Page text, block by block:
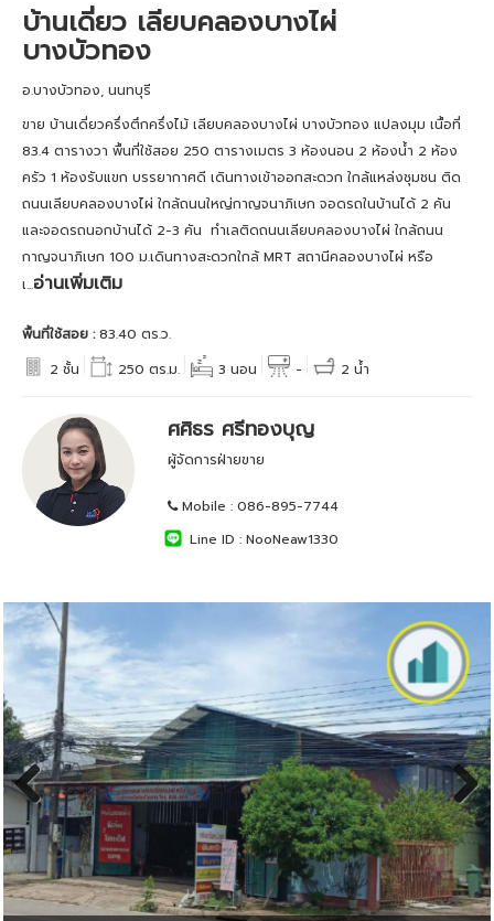
บ้านเดี่ยว เลียบคลองบางไผ่
บางบัวทอง
อ.บางบัวทอง, นนทบุรี
ขาย บ้านเดี่ยวครึ่งตึกครึ่งไม้ เลียบคลองบางไผ่ บางบัวทอง แปลงมุม เนื้อที่
83.4 ตารางวา พื้นที่ใช้สอย 250 ตารางเมตร 3 ห้องนอน 2 ห้องน้ำ 2 ห้อง
ครัว 1 ห้องรับแขก บรรยากาศดี เดินทางเข้าออกสะดวก ใกล้แหล่งชุมชน ติด
ถนนเลียบคลองบางไผ่ ใกล้ถนนใหญ่กาญจนาภิเษก จอดรถในบ้านได้ 2 คัน
และจอดรถนอกบ้านได้ 2-3 คัน ทำเลติดถนนเลียบคลองบางไผ่ ใกล้ถนน
กาญจนาภิเษก 100 ม.เดินทางสะดวกใกล้ MRT สถานีคลองบางไผ่ หรือ
เ...อ่านเพิ่มเติม
พื้นที่ใช้สอย :83.40 ตร.ว.
2 ชั้น
250 ตร.ม. 3 นอน - 2 น้ำ
ศศิธร ศรีทองบุญ
ผู้จัดการฝ่ายขาย
Mobile : 086-895-7744
Line ID : NooNeaw1330
Previous Next